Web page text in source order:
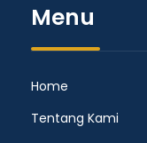
Menu
Home
Tentang Kami